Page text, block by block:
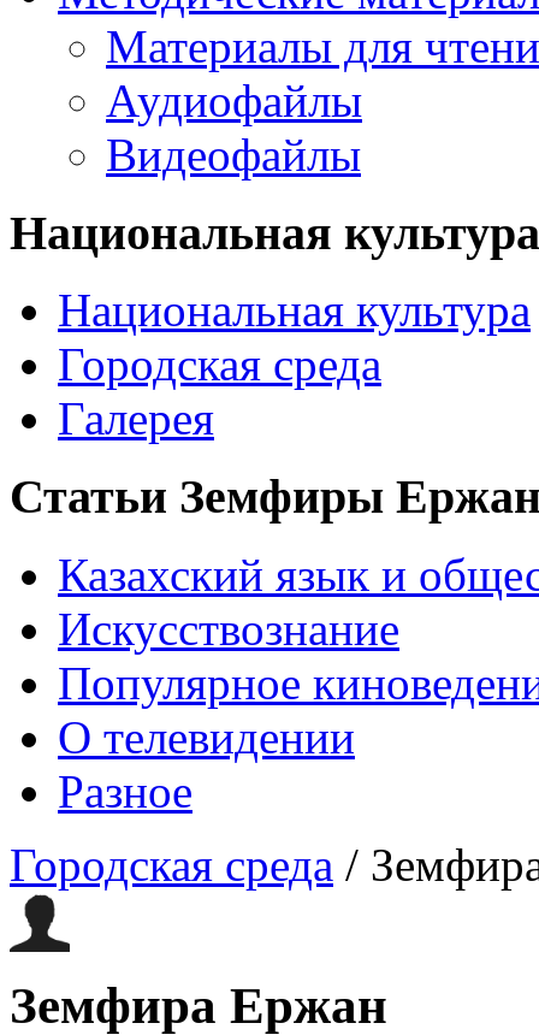
Материалы для
Аудиофайлы
Видеофайлы
Национальная культура
Национальная культура
Городская среда
Галерея
Статьи Земфиры
Казахский язык и
Искусствознание
Популярное
О телевидении
Разное
Городская среда /
Земфира Ержан